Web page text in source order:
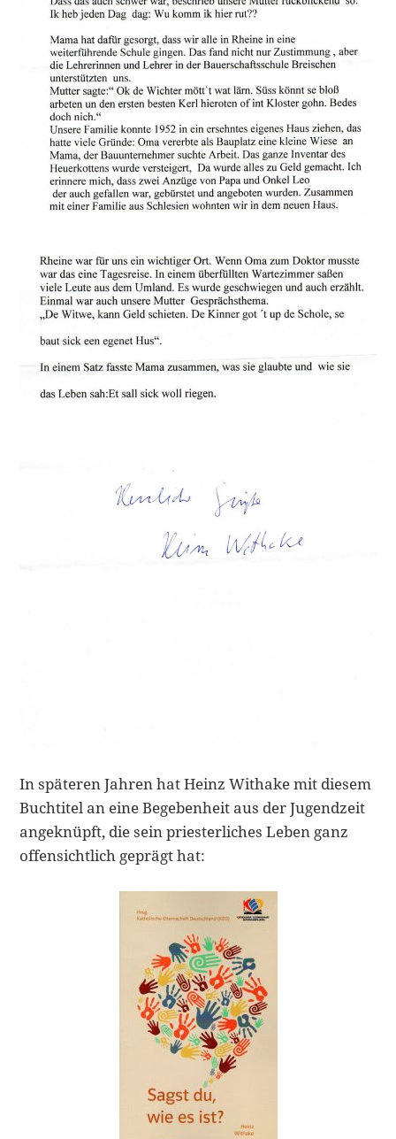
In späteren Jahren hat Heinz Withake mit diesem
Buchtitel an eine Begebenheit aus der Jugendzeit
angeknüpft, die sein priesterliches Leben ganz
offensichtlich geprägt hat: